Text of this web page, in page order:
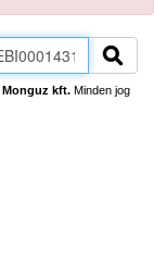
Monguz kft.Minden jog